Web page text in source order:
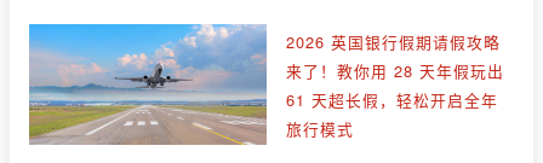
2026 英国银行假期请假攻略
来了！教你用 28 天年假玩出
61 天超长假，轻松开启全年
旅行模式